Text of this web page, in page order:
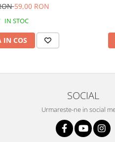
59,00 RON
IN STOC
IN COS
SOCIAL
Urmareste-ne in social